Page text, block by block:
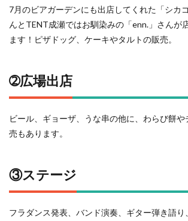
7月のビアガーデンにも出店してくれた「シカ
んとTENT成瀬ではお馴染みの「enn.」さんが
ます！ピザドッグ、ケーキやタルトの販売。
➁広場出店
ビール、ギョーザ、うな串の他に、わらび餅や
売もあります。
③ステージ
フラダンス発表、バンド演奏、ギター弾き語り